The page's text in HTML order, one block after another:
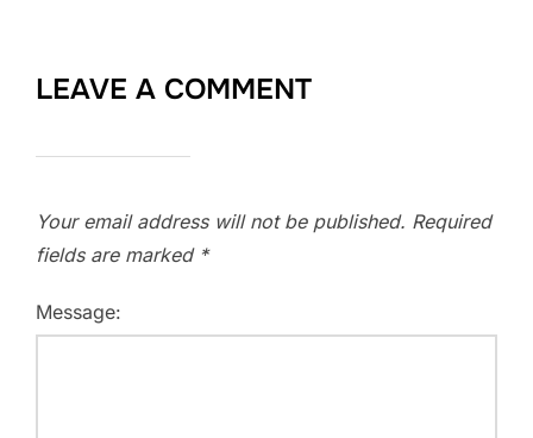
LEAVE A COMMENT
Your email address will not be published. Required
fields are marked *
Message: